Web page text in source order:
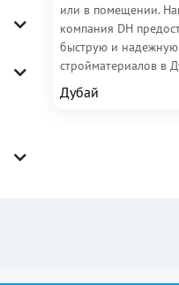
или в помещении.
компания DH
быструю и надежную
стройматериалов в
грузчиками и полным
сопровождением. В...
Дубай